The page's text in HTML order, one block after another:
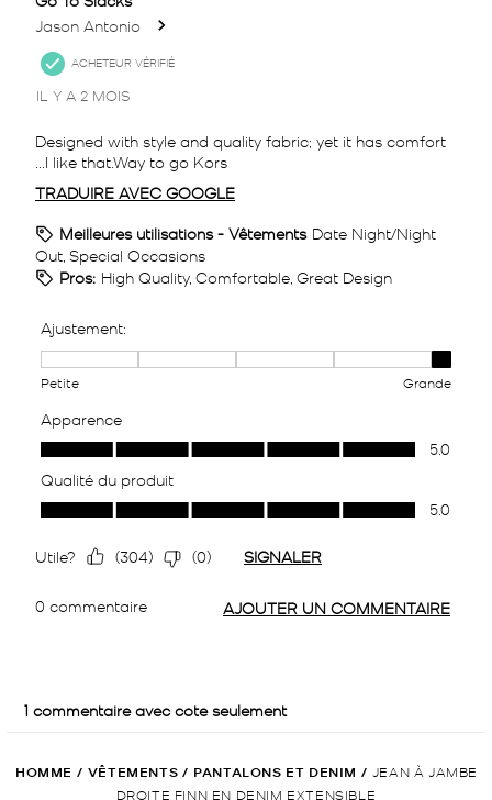
HOMME / VÊTEMENTS / PANTALONS ET DENIM / JEAN À JAMBE
DROITE FINN EN DENIM EXTENSIBLE